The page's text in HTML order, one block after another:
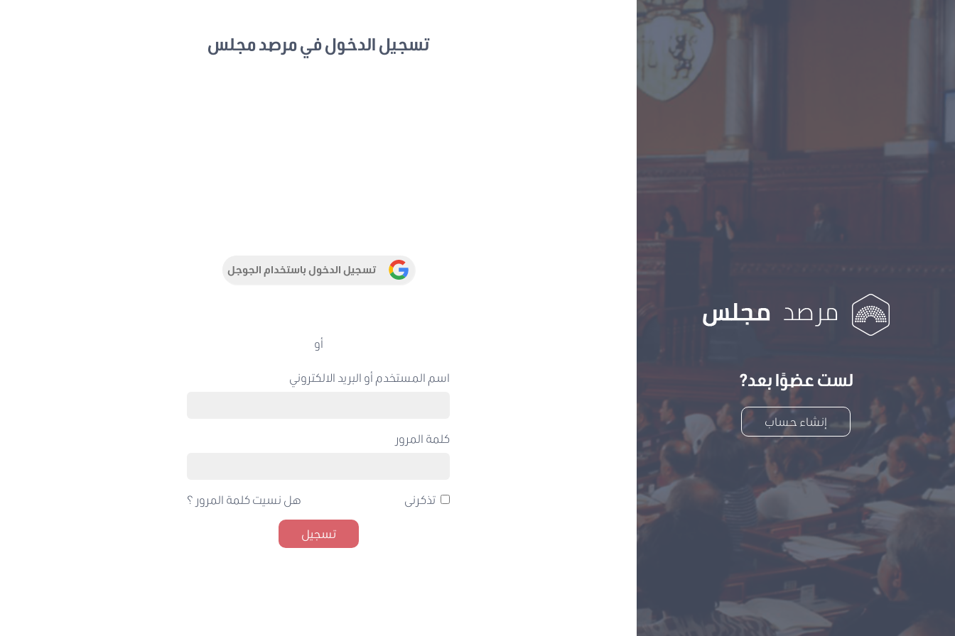
لست عضوًا بعد?
إنشاء حساب
تسجيل الدخول في مرصد مجلس
تسجيل الدخول باستخدام الجوجل
أو
اسم المستخدم أو البريد الالكتروني
كلمة المرور
تذكرنى هل نسيت كلمة المرور ؟